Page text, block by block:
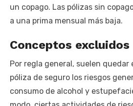
un copago. Las pólizas sin
a una prima mensual más baja.
Conceptos excluidos
Por regla general, suelen quedar
póliza de seguro los riesgos
consumo de alcohol y